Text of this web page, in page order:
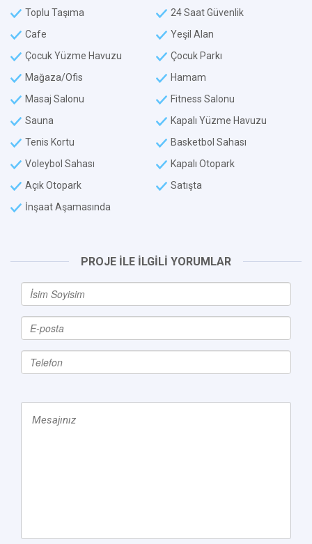
Toplu Taşıma
24 Saat Güvenlik
Cafe
Yeşil Alan
Çocuk Yüzme Havuzu
Çocuk Parkı
Mağaza/Ofis
Hamam
Masaj Salonu
Fitness Salonu
Sauna
Kapalı Yüzme Havuzu
Tenis Kortu
Basketbol Sahası
Voleybol Sahası
Kapalı Otopark
Açık Otopark
Satışta
İnşaat Aşamasında
PROJE İLE İLGİLİ YORUMLAR